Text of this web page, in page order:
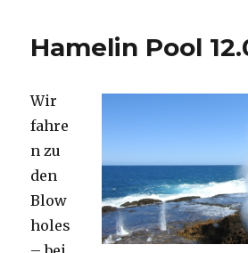
Hamelin Pool
Wir
fahre
n zu
den
Blow
holes